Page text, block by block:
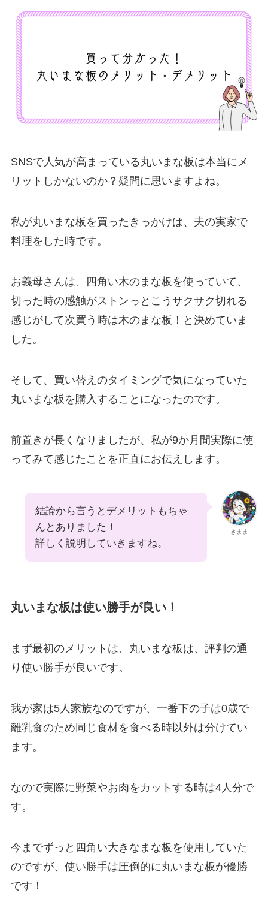
SNSで人気が高まっている丸いまな板は本当にメ
リットしかないのか？疑問に思いますよね。
私が丸いまな板を買ったきっかけは、夫の実家で
料理をした時です。
お義母さんは、四角い木のまな板を使っていて、
切った時の感触がストンっとこうサクサク切れる
感じがして次買う時は木のまな板！と決めていま
した。
そして、買い替えのタイミングで気になっていた
丸いまな板を購入することになったのです。
前置きが長くなりましたが、私が9か月間実際に使
ってみて感じたことを正直にお伝えします。
きまま
結論から言うとデメリットもちゃ
んとありました！
詳しく説明していきますね。
丸いまな板は使い勝手が良い！
まず最初のメリットは、丸いまな板は、評判の通
り使い勝手が良いです。
我が家は5人家族なのですが、一番下の子は0歳で
離乳食のため同じ食材を食べる時以外は分けてい
ます。
なので実際に野菜やお肉をカットする時は4人分で
す。
今までずっと四角い大きなまな板を使用していた
のですが、使い勝手は圧倒的に丸いまな板が優勝
です！